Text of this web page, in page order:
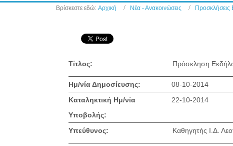
Βρίσκεστε εδώ: Αρχική Νέα - Ανακοινώσεις Προσκλήσεις
Τίτλος: Πρόσκληση
Ημ/νία Δημοσίευσης:
08-10-2014
Καταληκτική Ημ/νία
Υποβολής:
22-10-2014
Υπεύθυνος: Καθηγητής Ι.Δ.